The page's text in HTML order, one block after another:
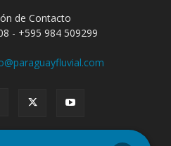
de Contacto
- +595 984 509299